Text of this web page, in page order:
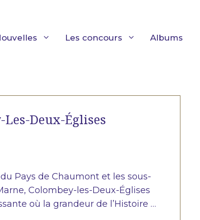
Les concours Albums
Deux-Églises
Pays de Chaumont et les sous-
Colombey-les-Deux-Églises
où la grandeur de l’Histoire …